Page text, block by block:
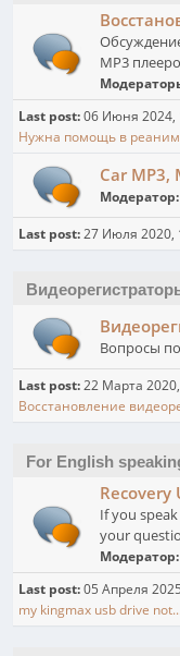
MP3
Last post:06 Июня 2024,
Нужна помощь в
Car MP3,
Модератор:
Last post:27 Июля 2020,
Вопросы
Last post:22 Марта
Восстановление
For English
Recovery
If you
your
Модератор:
Last post:05 Апреля
my kingmax usb drive